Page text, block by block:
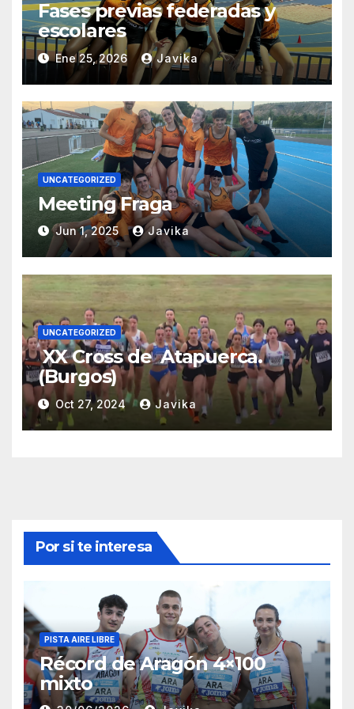
Fases previas federadas y
escolares
Ene 25, 2026 Javika
UNCATEGORIZED
Meeting Fraga
Jun 1, 2025 Javika
UNCATEGORIZED
XX Cross de Atapuerca.
(Burgos)
Oct 27, 2024 Javika
Por si te interesa
PISTA AIRE LIBRE
Récord de Aragón 4×100
mixto